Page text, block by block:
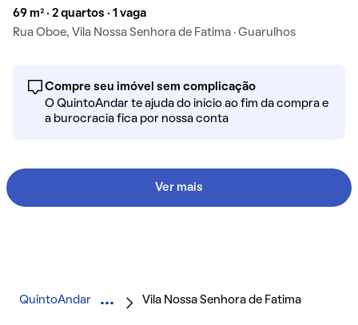
69 m² · 2 quartos · 1 vaga
Rua Oboe, Vila Nossa Senhora de Fatima · Guarulhos
Compre seu imóvel sem complicação
O QuintoAndar te ajuda do início ao fim da compra e
a burocracia fica por nossa conta
Ver mais
QuintoAndar Vila Nossa Senhora de Fatima